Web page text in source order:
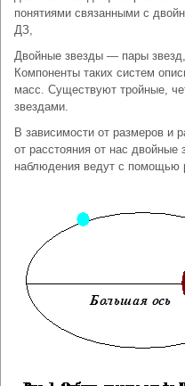
понятиями связанными с
ДЗ,
Двойные звезды — пары
Компоненты таких систем
масс. Существуют тройные,
звездами.
В зависимости от размеров и
от расстояния от нас
наблюдения ведут с помощью